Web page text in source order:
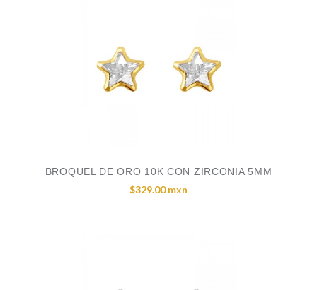
BROQUEL DE ORO 10K CON ZIRCONIA 5MM
$329.00 mxn